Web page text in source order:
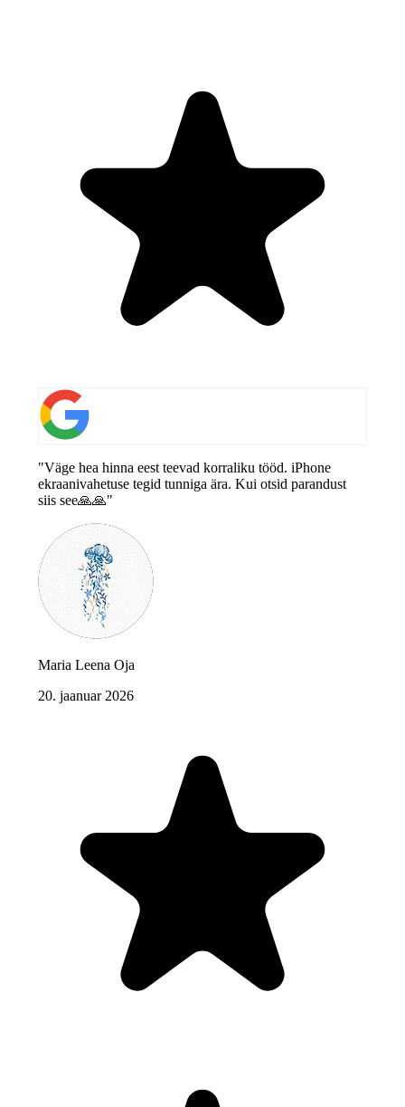
"Väge hea hinna eest teevad korraliku tööd. iPhone
ekraanivahetuse tegid tunniga ära. Kui otsid parandust
siis see🙏🙏"
Maria Leena Oja
20. jaanuar 2026